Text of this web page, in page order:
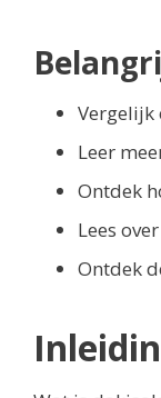
Vergelijk
Leer
Ontdek
Lees
Ontdek